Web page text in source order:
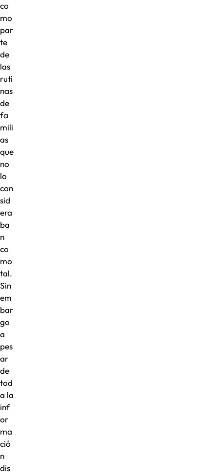
co
mo
par
te
de
las
ruti
nas
de
fa
mili
as
que
no
lo
con
sid
era
ba
n
co
mo
tal.
Sin
em
bar
go
a
pes
ar
de
tod
a la
inf
or
ma
ció
n
dis